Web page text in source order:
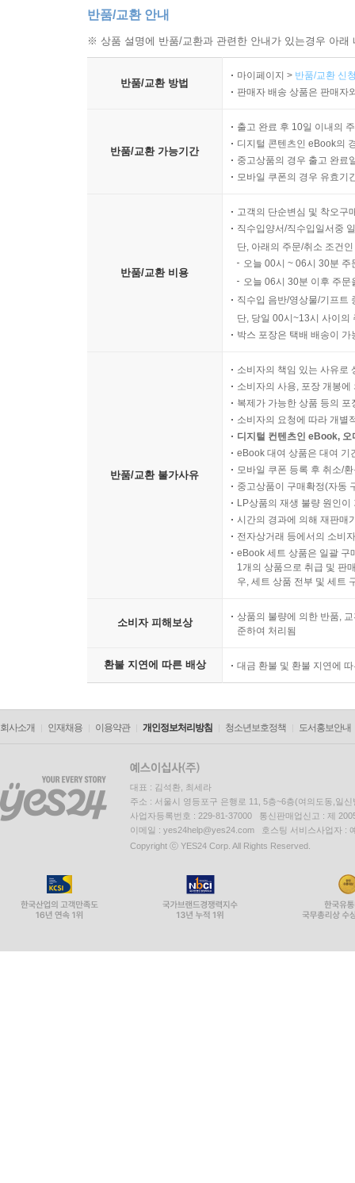
반품/교환 안내
※ 상품 설명에 반품/교환과 관련한 안내가 있는경우 아
반품/교환 방법
마이페이지 > 반품/교환 신
판매자 배송 상품은 판매자
반품/교환 가능기간
출고 완료 후 10일 이내의
디지털 콘텐츠인 eBook의
중고상품의 경우 출고 완료
모바일 쿠폰의 경우 유효기
반품/교환 비용
고객의 단순변심 및 착오구
직수입양서/직수입일서중
단, 아래의 주문/취소 조건
오늘 00시 ~ 06시 30분
오늘 06시 30분 이후 주
직수입 음반/영상물/기프트
단, 당일 00시~13시 사이의
박스 포장은 택배 배송이
반품/교환 불가사유
소비자의 책임 있는 사유로
소비자의 사용, 포장 개봉
복제가 가능한 상품 등의
소비자의 요청에 따라 개별
디지털 컨텐츠인 eBook,
eBook 대여 상품은 대여 기
모바일 쿠폰 등록 후 취소/
중고상품이 구매확정(자동
LP상품의 재생 불량 원인
시간의 경과에 의해 재판매
전자상거래 등에서의 소비
eBook 세트 상품은 일괄 구
1개의 상품으로 취급 및 판
우, 세트 상품 전부 및 세트
소비자 피해보상
상품의 불량에 의한 반품,
준하여 처리됨
환불 지연에 따른 배상 대금 환불 및 환불 지연에
회사소개 인재채용 이용약관 개인정보처리방침 청소년보호정책 도서홍보안내
대표 : 김석환, 최세라
주소 : 서울시 영등포구 은행로 11, 5층~6층(여의도동,일신
사업자등록번호 : 229-81-37000 통신판매업신고 : 제
이메일 : yes24help@yes24.com 호스팅 서비스사업자 :
Copyright ⓒ YES24 Corp. All Rights Reserved.